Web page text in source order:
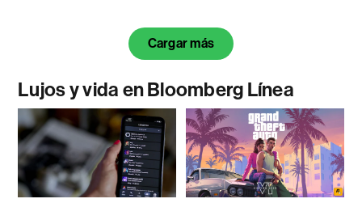
Cargar más
Lujos y vida en Bloomberg Línea